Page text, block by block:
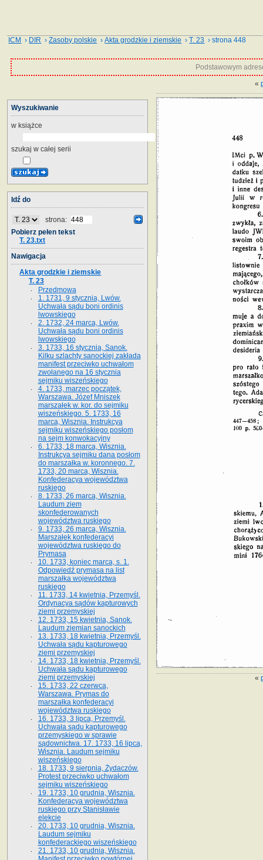
ICM › DIR ›Zasoby polskie ›Akta grodzkie i ziemskie ›T. 23 › strona 448
Podstawowym
«
«
Wyszukiwanie
w książce
szukaj w całej serii
Idź do
strona:
Pobierz pełen tekst
T. 23.txt
Nawigacja
Akta grodzkie i ziemskie
T. 23
Przedmowa
1. 1731, 9 stycznia, Lwów.
Uchwała sądu boni ordinis
lwowskiego
2. 1732, 24 marca, Lwów.
Uchwała sądu boni ordinis
lwowskiego
3. 1733, 16 stycznia, Sanok.
Kilku szlachty sanockiej zakłada
manifest przeciwko uchwałom
zwołanego na 16 stycz­nia
sejmiku wiszeńskiego
4. 1733, marzec początek,
Warszawa. Józef Mniszek
marszałek w. kor. do sejmiku
wiszeńskiego. 5. 1733, 16
marca, Wisznia. Instrukcya
sejmiku wiszeńskiego posłom
na sejm konwokacyjny
6. 1733, 18 marca, Wisznia.
Instrukcya sejmiku dana posłom
do marszałka w. koronnego. 7.
1733, 20 marca, Wisznia.
Konfederacya województwa
ruskiego
8. 1733, 26 marca, Wisznia.
Laudum ziem
skonfederowanych
województwa ruskiego
9. 1733, 26 marca, Wisznia.
Marszałek konfederacyi
województwa ruskiego do
Prymasa
10. 1733, koniec marca, s. 1.
Odpowiedź prymasa na list
marszałka województwa
ruskiego
11. 1733, 14 kwietnia, Przemyśl.
Ordynacya sądów kapturowych
ziemi przemyskiej
12. 1733, 15 kwietnia, Sanok.
Laudum ziemian sanockich
13. 1733, 18 kwietnia, Przemyśl.
Uchwała sądu kapturowego
ziemi przemyskiej
14. 1733, 18 kwietnia, Przemyśl.
Uchwała sądu kapturowego
ziemi przemyskiej
15. 1733, 22 czerwca,
Warszawa. Prymas do
marszałka konfederacyi
województwa ruskiego
16. 1733, 3 lipca, Przemyśl.
Uchwała sądu kapturowego
przemyskiego w sprawie
sądownictwa. 17. 1733, 16 lipca,
Wisznia. Laudum sejmiku
wiszeńskiego
18. 1733, 9 sierpnia, Żydaczów.
Protest przeciwko uchwałom
sejmiku wiszeńskiego
19. 1733, 10 grudnia, Wisznia.
Konfederacya województwa
ruskiego przy Stanisławie
elekcie
20. 1733, 10 grudnia, Wisznia.
Laudum sejmiku
konfederackiego wiszeńskiego
21. 1733, 10 grudnia, Wisznia.